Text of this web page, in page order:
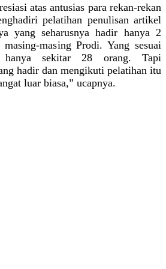
atas antusias para rekan-rekan
pelatihan penulisan artikel
yang seharusnya hadir hanya 2
masing Prodi. Yang sesuai
sekitar 28 orang. Tapi
hadir dan mengikuti pelatihan itu
luar biasa,” ucapnya.